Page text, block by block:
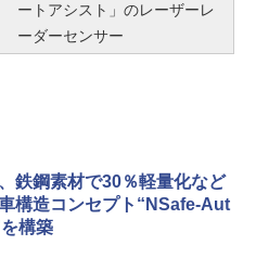
ートアシスト」のレーザーレ
ーダーセンサー
鉄鋼素材で30％軽量化など
構造コンセプト“NSafe-Aut
構築